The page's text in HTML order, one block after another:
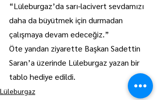
“Lüleburgaz’da sarı-lacivert sevdamızı
daha da büyütmek için durmadan
çalışmaya devam edeceğiz.”
Öte yandan ziyarette Başkan Sadettin
Saran’a üzerinde Lüleburgaz yazan bir
tablo hediye edildi.
Lüleburgaz